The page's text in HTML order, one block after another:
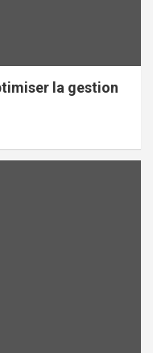
la gestion